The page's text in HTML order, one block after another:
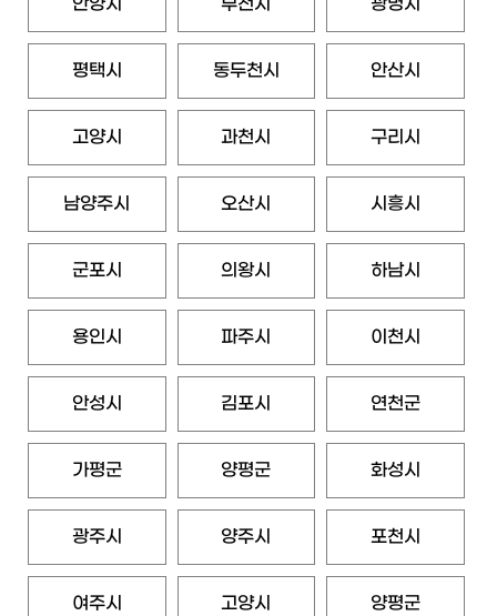
평택시 동두천시 안산시
고양시 과천시 구리시
남양주시 오산시 시흥시
군포시 의왕시 하남시
용인시 파주시 이천시
안성시 김포시 연천군
가평군 양평군 화성시
광주시 양주시 포천시
여주시 고양시 양평군